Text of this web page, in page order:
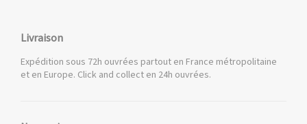
Livraison
Expédition sous 72h ouvrées partout en France métropolitaine
et en Europe. Click and collect en 24h ouvrées.